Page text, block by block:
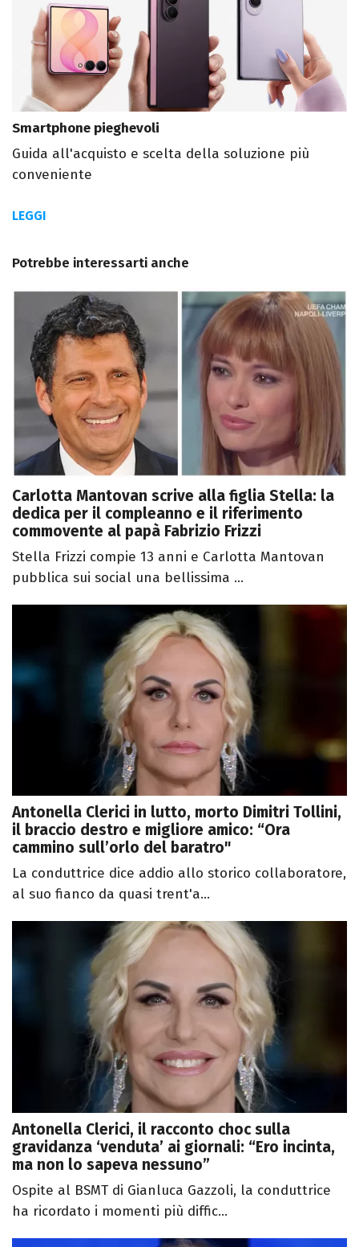
Smartphone pieghevoli
Guida all'acquisto e scelta della soluzione più
conveniente
LEGGI
Potrebbe interessarti anche
Carlotta Mantovan scrive alla figlia Stella: la
dedica per il compleanno e il riferimento
commovente al papà Fabrizio Frizzi
Stella Frizzi compie 13 anni e Carlotta Mantovan
pubblica sui social una bellissima ...
Antonella Clerici in lutto, morto Dimitri Tollini,
il braccio destro e migliore amico: “Ora
cammino sull’orlo del baratro"
La conduttrice dice addio allo storico collaboratore,
al suo fianco da quasi trent'a...
Antonella Clerici, il racconto choc sulla
gravidanza ‘venduta’ ai giornali: “Ero incinta,
ma non lo sapeva nessuno”
Ospite al BSMT di Gianluca Gazzoli, la conduttrice
ha ricordato i momenti più diffic...